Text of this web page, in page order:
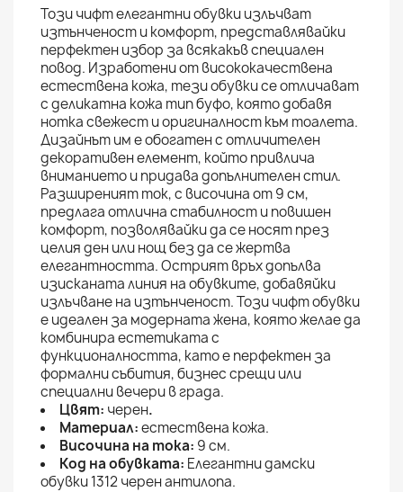
Този чифт елегантни обувки излъчват
изтънченост и комфорт, представлявайки
перфектен избор за всякакъв специален
повод. Изработени от висококачествена
естествена кожа, тези обувки се отличават
с деликатна кожа тип буфо, която добавя
нотка свежест и оригиналност към тоалета.
Дизайнът им е обогатен с отличителен
декоративен елемент, който привлича
вниманието и придава допълнителен стил.
Разширеният ток, с височина от 9 см,
предлага отлична стабилност и повишен
комфорт, позволявайки да се носят през
целия ден или нощ без да се жертва
елегантността. Острият връх допълва
изисканата линия на обувките, добавяйки
излъчване на изтънченост. Този чифт обувки
е идеален за модерната жена, която желае да
комбинира естетиката с
функционалността, като е перфектен за
формални събития, бизнес срещи или
специални вечери в града.
Цвят: черен.
Материал:естествена кожа.
Височина на тока: 9 см.
Код на обувката: Елегантни дамски
обувки 1312 черен антилопа.